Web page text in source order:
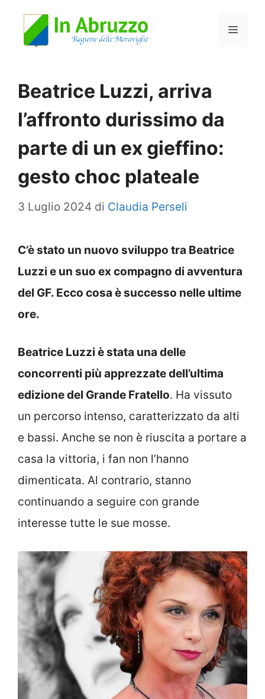
Menu
Beatrice Luzzi, arriva
l’affronto durissimo da
parte di un ex gieffino:
gesto choc plateale
3 Luglio 2024 di Claudia Perseli
C’è stato un nuovo sviluppo tra Beatrice
Luzzi e un suo ex compagno di avventura
del GF. Ecco cosa è successo nelle ultime
ore.
Beatrice Luzzi è stata una delle
concorrenti più apprezzate dell’ultima
edizione del Grande Fratello. Ha vissuto
un percorso intenso, caratterizzato da alti
e bassi. Anche se non è riuscita a portare a
casa la vittoria, i fan non l’hanno
dimenticata. Al contrario, stanno
continuando a seguire con grande
interesse tutte le sue mosse.